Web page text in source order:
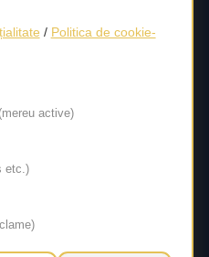
pentru alegerea pieselor
sau întreținerii corecte.
astfel încât să aveți
întârzieri.
/ Politica de cookie-
(mereu active)
etc.)